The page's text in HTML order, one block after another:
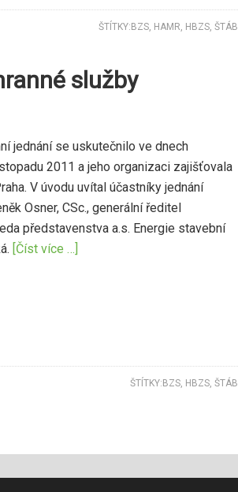
ŠTÍTKY: BZS, HAMR, HBZS, ŠTÁB
služby
jednání se uskutečnilo ve dnech
2011 a jeho organizaci zajišťovala
V úvodu uvítal účastníky jednání
Osner, CSc., generální ředitel
představenstva a.s. Energie stavební
[Číst více …]
ŠTÍTKY: BZS, HBZS, ŠTÁB